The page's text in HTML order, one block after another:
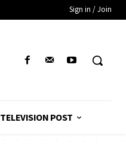
Sign in / Join
TELEVISION POST